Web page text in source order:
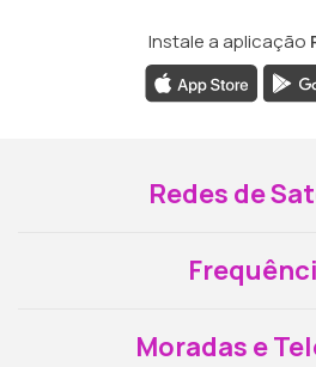
Instale a aplicação
Redes de
Moradas e